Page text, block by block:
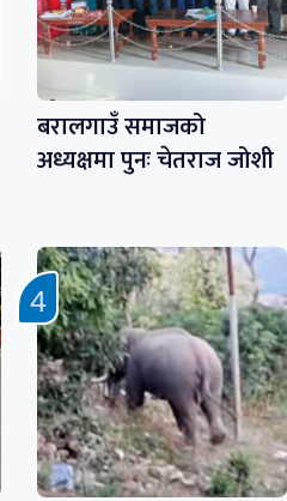
बरालगाउँ समाजको
अध्यक्षमा पुनः चेतराज जोशी